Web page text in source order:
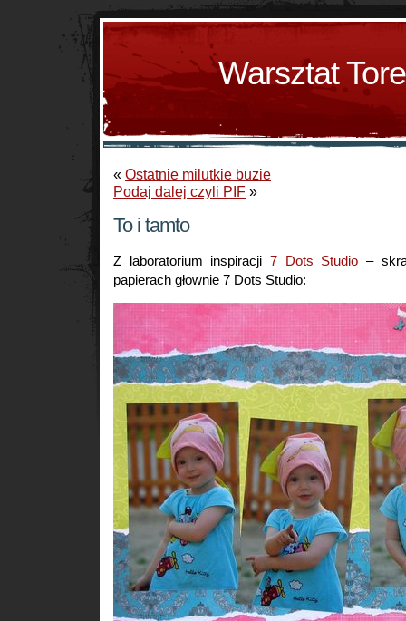
Warsztat
« Ostatnie milutkie buzie
Podaj dalej czyli PIF »
To i tamto
Z laboratorium inspiracji 7 Dots Studio –
papierach głownie 7 Dots Studio: